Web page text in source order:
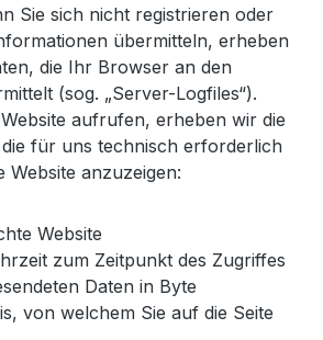
Sie sich nicht registrieren oder
übermitteln, erheben
die Ihr Browser an den
(sog. „Server-Logfiles“).
aufrufen, erheben wir die
für uns technisch erforderlich
Website anzuzeigen:
Website
zum Zeitpunkt des Zugriffes
Daten in Byte
von welchem Sie auf die Seite